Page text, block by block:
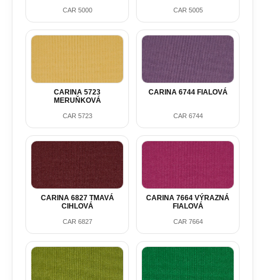
CAR 5000 CAR 5005
CARINA 5723
MERUŇKOVÁ
CAR 5723
CARINA 6744 FIALOVÁ
CAR 6744
CARINA 6827 TMAVÁ
CIHLOVÁ
CAR 6827
CARINA 7664 VÝRAZNÁ
FIALOVÁ
CAR 7664